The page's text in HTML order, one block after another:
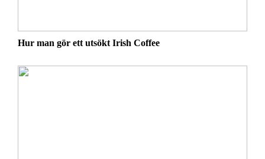
Hur man gör ett utsökt Irish Coffee